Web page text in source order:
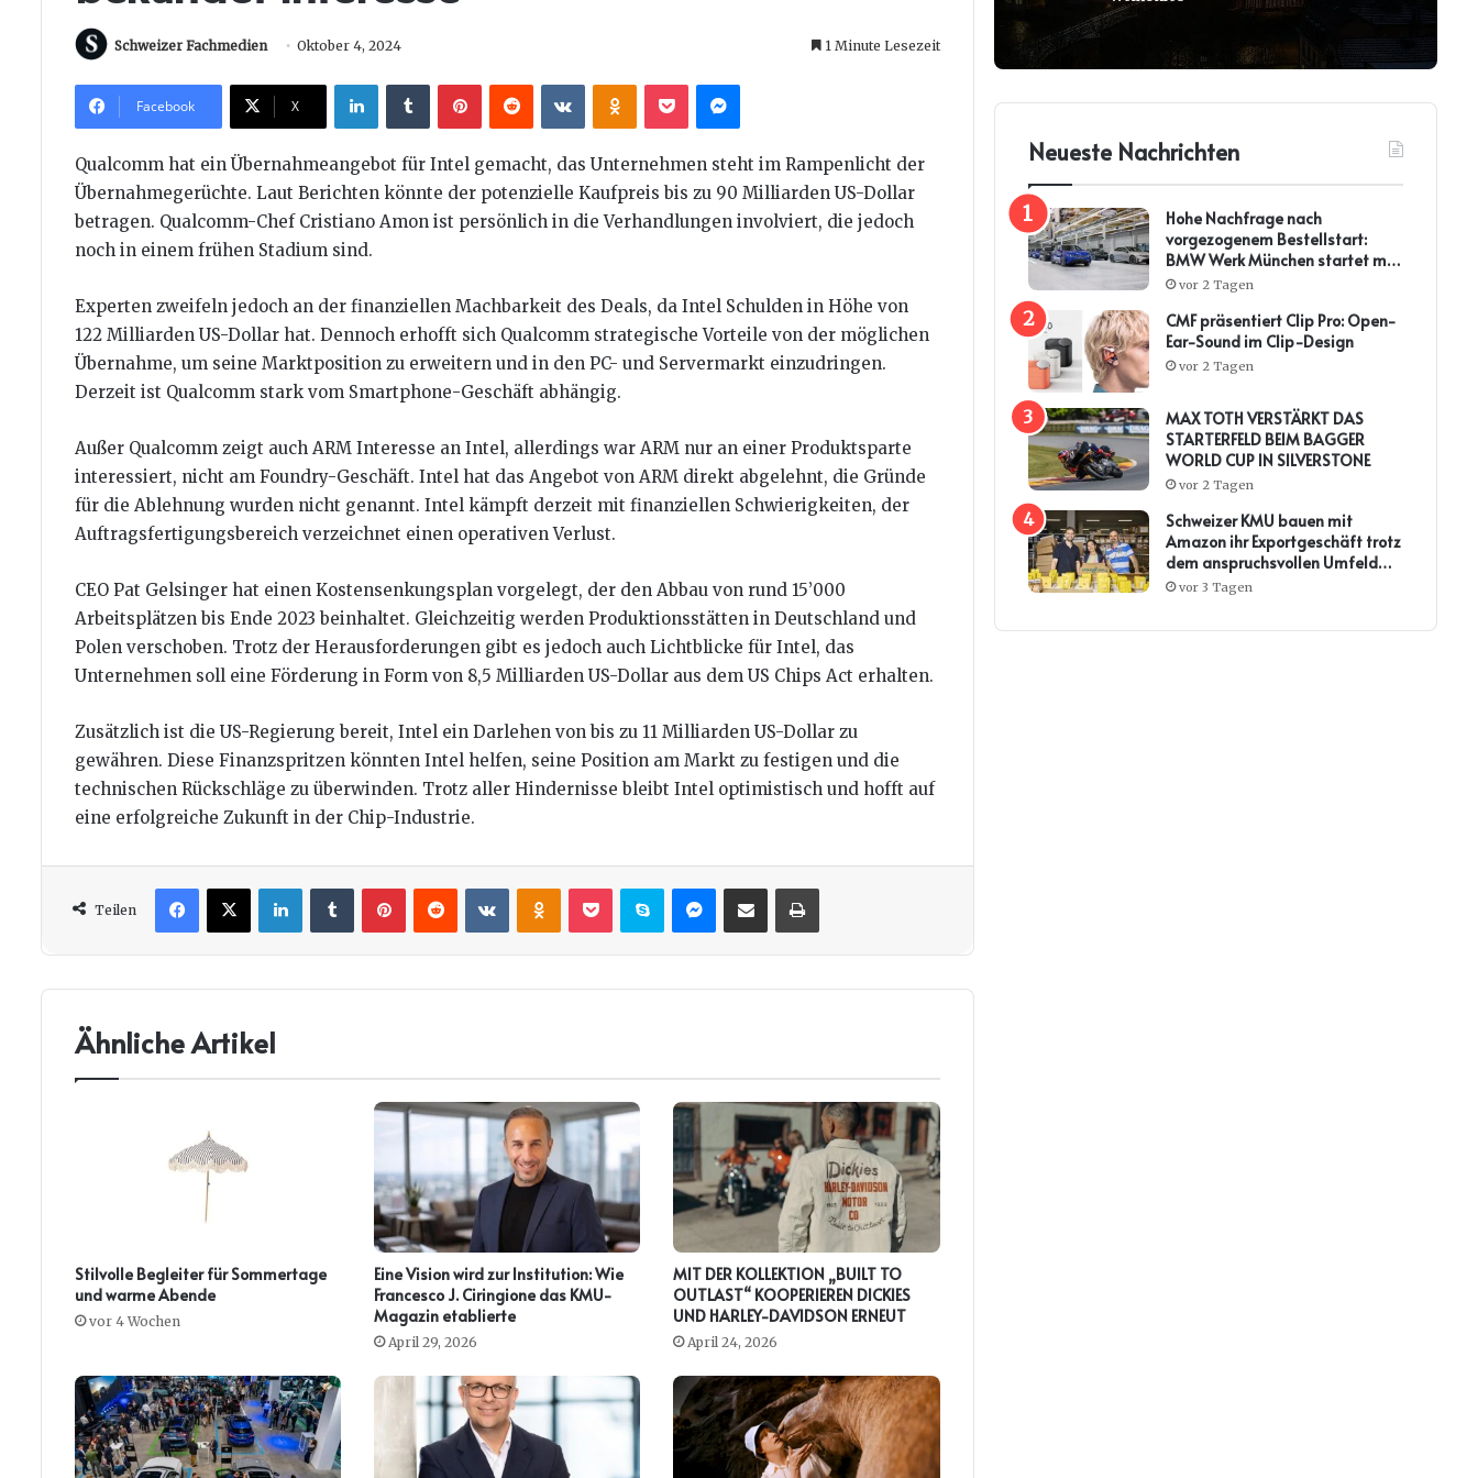
Schweizer Fachmedien Oktober 4, 2024 1 Minute Lesezeit
Facebook X
LinkedInTumblrPinterestRedditVKontakteOdnoklassniki
PocketMessenger
Qualcomm hat ein Übernahmeangebot für Intel gemacht, das Unternehmen steht im Rampenlicht der
Übernahmegerüchte. Laut Berichten könnte der potenzielle Kaufpreis bis zu 90 Milliarden US-Dollar
betragen. Qualcomm-Chef Cristiano Amon ist persönlich in die Verhandlungen involviert, die jedoch
noch in einem frühen Stadium sind.
Experten zweifeln jedoch an der finanziellen Machbarkeit des Deals, da Intel Schulden in Höhe von
122 Milliarden US-Dollar hat. Dennoch erhofft sich Qualcomm strategische Vorteile von der möglichen
Übernahme, um seine Marktposition zu erweitern und in den PC- und Servermarkt einzudringen.
Derzeit ist Qualcomm stark vom Smartphone-Geschäft abhängig.
Außer Qualcomm zeigt auch ARM Interesse an Intel, allerdings war ARM nur an einer Produktsparte
interessiert, nicht am Foundry-Geschäft. Intel hat das Angebot von ARM direkt abgelehnt, die Gründe
für die Ablehnung wurden nicht genannt. Intel kämpft derzeit mit finanziellen Schwierigkeiten, der
Auftragsfertigungsbereich verzeichnet einen operativen Verlust.
CEO Pat Gelsinger hat einen Kostensenkungsplan vorgelegt, der den Abbau von rund 15’000
Arbeitsplätzen bis Ende 2023 beinhaltet. Gleichzeitig werden Produktionsstätten in Deutschland und
Polen verschoben. Trotz der Herausforderungen gibt es jedoch auch Lichtblicke für Intel, das
Unternehmen soll eine Förderung in Form von 8,5 Milliarden US-Dollar aus dem US Chips Act erhalten.
Zusätzlich ist die US-Regierung bereit, Intel ein Darlehen von bis zu 11 Milliarden US-Dollar zu
gewähren. Diese Finanzspritzen könnten Intel helfen, seine Position am Markt zu festigen und die
technischen Rückschläge zu überwinden. Trotz aller Hindernisse bleibt Intel optimistisch und hofft auf
eine erfolgreiche Zukunft in der Chip-Industrie.
Teilen
Facebook
X LinkedInTumblrPinterestRedditVKontakteOdnoklassniki
PocketSkype Messenger
Teile per E-Mail Drucken
Ähnliche Artikel
Stilvolle Begleiter für Sommertage
und warme Abende
vor 4 Wochen
Eine Vision wird zur Institution: Wie
Francesco J. Ciringione das KMU-
Magazin etablierte
April 29, 2026
MIT DER KOLLEKTION „BUILT TO
OUTLAST“ KOOPERIEREN DICKIES
UND HARLEY-DAVIDSON ERNEUT
April 24, 2026
Neueste Nachrichten
Hohe Nachfrage nach
vorgezogenem Bestellstart:
BMW Werk München startet mit
steiler Anlaufkurve die
vor 2 Tagen
CMF präsentiert Clip Pro: Open-
Ear-Sound im Clip-Design
vor 2 Tagen
MAX TOTH VERSTÄRKT DAS
STARTERFELD BEIM BAGGER
WORLD CUP IN SILVERSTONE
vor 2 Tagen
Schweizer KMU bauen mit
Amazon ihr Exportgeschäft trotz
dem anspruchsvollen Umfeld
weiter aus
vor 3 Tagen